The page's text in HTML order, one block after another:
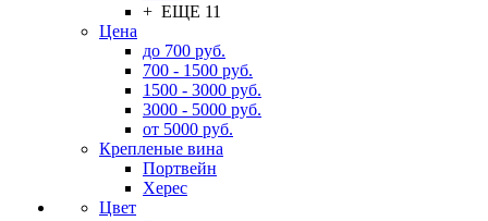
+ ЕЩЕ 11
Цена
до 700 руб.
700 - 1500 руб.
1500 - 3000 руб.
3000 - 5000 руб.
от 5000 руб.
Крепленые вина
Портвейн
Херес
Цвет